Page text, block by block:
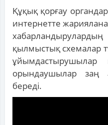
Құқық қорғау
интернетте
қылмыстық схемалар
орындаушылар заң
береді.